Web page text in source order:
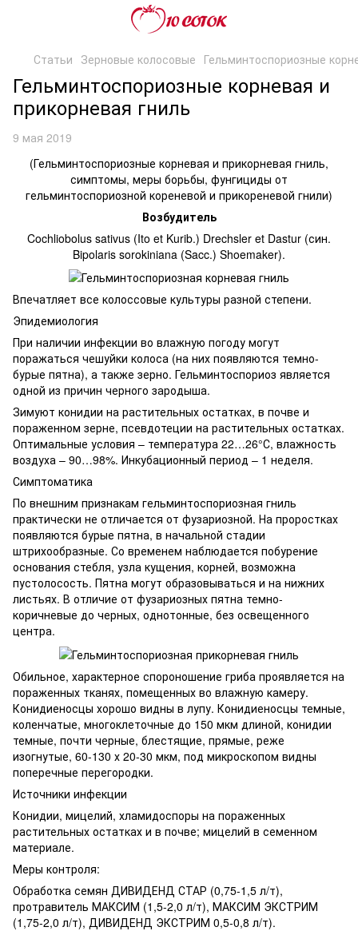
Статьи Зерновые колосовые Гельминтоспориозные
Гельминтоспориозные корневая и
прикорневая гниль
9 мая 2019
(Гельминтоспориозные корневая и прикорневая гниль,
симптомы, меры борьбы, фунгициды от
гельминтоспориозной кореневой и прикореневой гнили)
Возбудитель
Cochliobolus sativus (Ito et Kurib.) Drechsler et Dastur (син.
Bipolaris sorokiniana (Sacc.) Shoemaker).
Впечатляет все колоссовые культуры разной степени.
Эпидемиология
При наличии инфекции во влажную погоду могут
поражаться чешуйки колоса (на них появляются темно-
бурые пятна), а также зерно. Гельминтоспориоз является
одной из причин черного зародыша.
Зимуют конидии на растительных остатках, в почве и
пораженном зерне, псевдотеции на растительных остатках.
Оптимальные условия – температура 22…26°С, влажность
воздуха – 90…98%. Инкубационный период – 1 неделя.
Симптоматика
По внешним признакам гельминтоспориозная гниль
практически не отличается от фузариозной. На проростках
появляются бурые пятна, в начальной стадии
штрихообразные. Со временем наблюдается побурение
основания стебля, узла кущения, корней, возможна
пустолосость. Пятна могут образовываться и на нижних
листьях. В отличие от фузариозных пятна темно-
коричневые до черных, однотонные, без освещенного
центра.
Обильное, характерное спороношение гриба проявляется на
пораженных тканях, помещенных во влажную камеру.
Конидиеносцы хорошо видны в лупу. Конидиеносцы темные,
коленчатые, многоклеточные до 150 мкм длиной, конидии
темные, почти черные, блестящие, прямые, реже
изогнутые, 60-130 х 20-30 мкм, под микроскопом видны
поперечные перегородки.
Источники инфекции
Конидии, мицелий, хламидоспоры на пораженных
растительных остатках и в почве; мицелий в семенном
материале.
Меры контроля:
Обработка семян ДИВИДЕНД СТАР (0,75-1,5 л/т),
протравитель МАКСИМ (1,5-2,0 л/т), МАКСИМ ЭКСТРИМ
(1,75-2,0 л/т), ДИВИДЕНД ЭКСТРИМ 0,5-0,8 л/т).